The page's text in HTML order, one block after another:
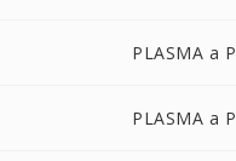
PLASMA a
PLASMA a